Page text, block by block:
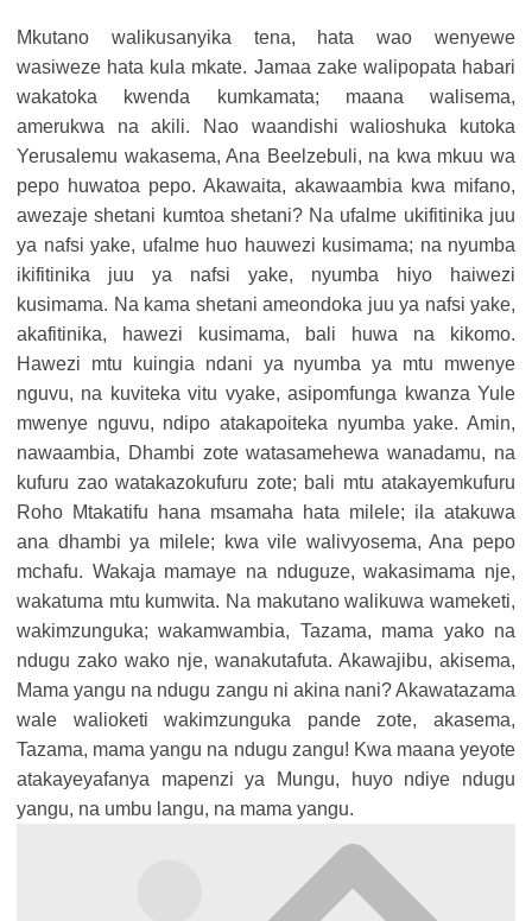
Mkutano walikusanyika tena, hata wao wenyewe
wasiweze hata kula mkate. Jamaa zake walipopata habari
wakatoka kwenda kumkamata; maana walisema,
amerukwa na akili. Nao waandishi walioshuka kutoka
Yerusalemu wakasema, Ana Beelzebuli, na kwa mkuu wa
pepo huwatoa pepo. Akawaita, akawaambia kwa mifano,
awezaje shetani kumtoa shetani? Na ufalme ukifitinika juu
ya nafsi yake, ufalme huo hauwezi kusimama; na nyumba
ikifitinika juu ya nafsi yake, nyumba hiyo haiwezi
kusimama. Na kama shetani ameondoka juu ya nafsi yake,
akafitinika, hawezi kusimama, bali huwa na kikomo.
Hawezi mtu kuingia ndani ya nyumba ya mtu mwenye
nguvu, na kuviteka vitu vyake, asipomfunga kwanza Yule
mwenye nguvu, ndipo atakapoiteka nyumba yake. Amin,
nawaambia, Dhambi zote watasamehewa wanadamu, na
kufuru zao watakazokufuru zote; bali mtu atakayemkufuru
Roho Mtakatifu hana msamaha hata milele; ila atakuwa
ana dhambi ya milele; kwa vile walivyosema, Ana pepo
mchafu. Wakaja mamaye na nduguze, wakasimama nje,
wakatuma mtu kumwita. Na makutano walikuwa wameketi,
wakimzunguka; wakamwambia, Tazama, mama yako na
ndugu zako wako nje, wanakutafuta. Akawajibu, akisema,
Mama yangu na ndugu zangu ni akina nani? Akawatazama
wale walioketi wakimzunguka pande zote, akasema,
Tazama, mama yangu na ndugu zangu! Kwa maana yeyote
atakayeyafanya mapenzi ya Mungu, huyo ndiye ndugu
yangu, na umbu langu, na mama yangu.